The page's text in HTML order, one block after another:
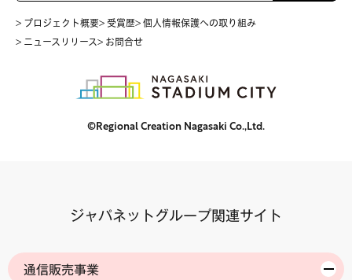
> プロジェクト概要> 受賞歴> 個人情報保護への取り組み
> ニュースリリース> お問合せ
©Regional Creation Nagasaki Co.,Ltd.
ジャパネットグループ関連サイト
通信販売事業